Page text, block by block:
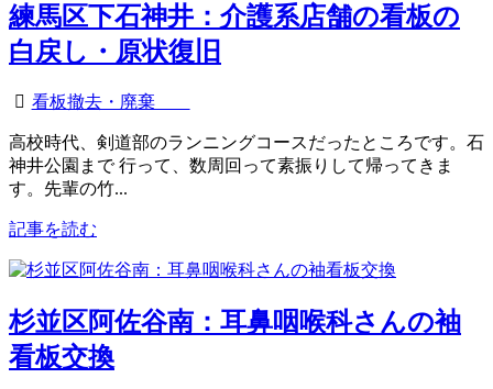
練馬区下石神井：介護系店舗の看板の
白戻し・原状復旧
看板撤去・廃棄
高校時代、剣道部のランニングコースだったところです。石
神井公園まで 行って、数周回って素振りして帰ってきま
す。先輩の竹...
記事を読む
杉並区阿佐谷南：耳鼻咽喉科さんの袖
看板交換